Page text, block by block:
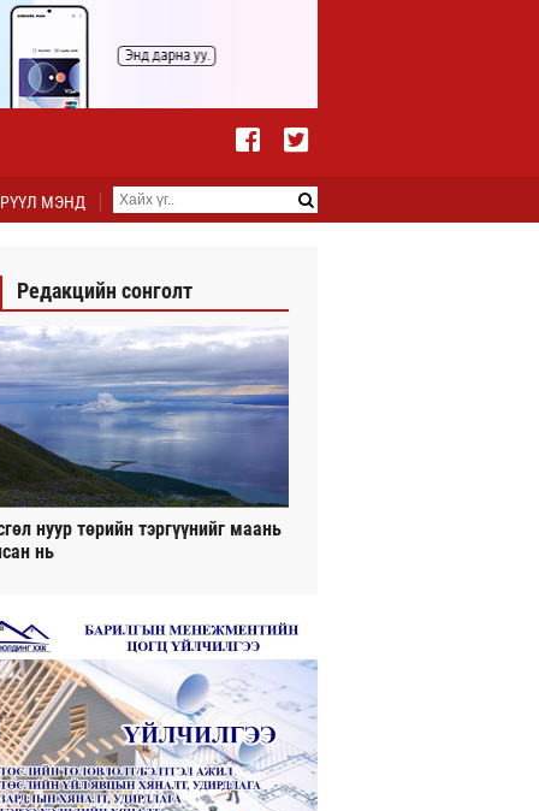
МЭНД
Редакцийн сонголт
нуур төрийн тэргүүнийг маань
нь